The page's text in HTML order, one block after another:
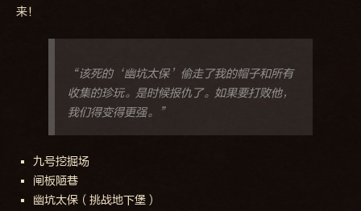
来！
“该死的‘幽坑太保’偷走了我的帽子和所有
收集的珍玩。是时候报仇了。如果要打败他，
我们得变得更强。”
九号挖掘场
闸板陋巷
幽坑太保（挑战地下堡）